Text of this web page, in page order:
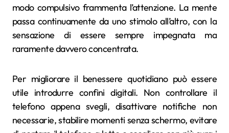
modo compulsivo frammenta l’attenzione. La mente
passa continuamente da uno stimolo all’altro, con la
sensazione di essere sempre impegnata ma
raramente davvero concentrata.
Per migliorare il benessere quotidiano può essere
utile introdurre confini digitali. Non controllare il
telefono appena svegli, disattivare notifiche non
necessarie, stabilire momenti senza schermo, evitare